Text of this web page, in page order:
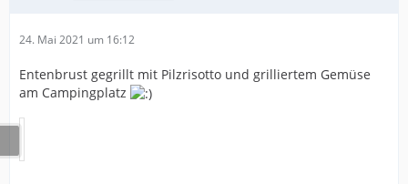
24. Mai 2021 um 16:12
Entenbrust gegrillt mit Pilzrisotto und grilliertem Gemüse
am Campingplatz